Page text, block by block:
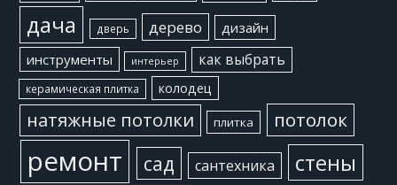
дача дверь дерево
дизайн
инструменты
интерьер как выбрать
керамическая плитка колодец
натяжные потолки плитка потолок
ремонт сад сантехника
стены